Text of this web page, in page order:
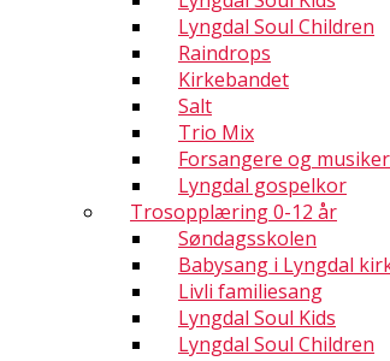
Lyngdal Soul Children
Raindrops
Kirkebandet
Salt
Trio Mix
Forsangere og
Lyngdal gospelkor
Trosopplæring 0-12 år
Søndagsskolen
Babysang i Lyngdal
Livli familiesang
Lyngdal Soul Kids
Lyngdal Soul Children